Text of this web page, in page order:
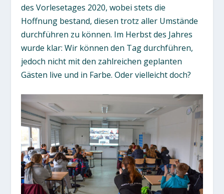
des Vorlesetages 2020, wobei stets die
Hoffnung bestand, diesen trotz aller Umstände
durchführen zu können. Im Herbst des Jahres
wurde klar: Wir können den Tag durchführen,
jedoch nicht mit den zahlreichen geplanten
Gästen live und in Farbe. Oder vielleicht doch?